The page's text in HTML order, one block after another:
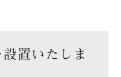
置いたしま